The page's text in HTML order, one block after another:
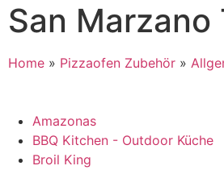
San
Home » Pizzaofen Zubehör »
Amazonas
BBQ Kitchen - Outdoor Küche
Broil King